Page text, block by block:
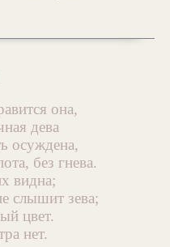
она,
дева
осуждена,
без гнева.
видна;
слышит зева;
цвет.
нет.